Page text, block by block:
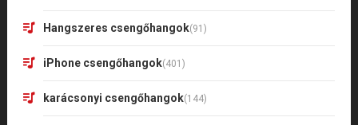
Hangszeres csengőhangok(91)
iPhone csengőhangok(401)
karácsonyi csengőhangok(144)